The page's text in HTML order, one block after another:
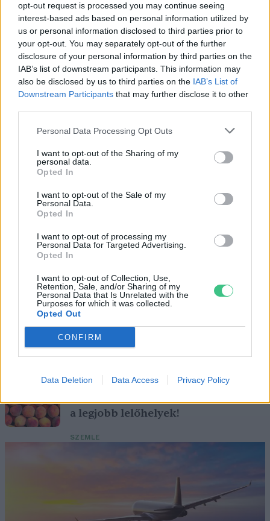
opt-out request is processed you may continue seeing
interest-based ads based on personal information utilized by
us or personal information disclosed to third parties prior to
your opt-out. You may separately opt-out of the further
disclosure of your personal information by third parties on the
IAB’s list of downstream participants. This information may
also be disclosed by us to third parties on the IAB’s List of
Downstream Participants that may further disclose it to other
Personal Data Processing Opt Outs
I want to opt-out of the Sharing of my
personal data.
Opted In
I want to opt-out of the Sale of my
Personal Data.
Opted In
I want to opt-out of processing my
Personal Data for Targeted Advertising.
Opted In
I want to opt-out of Collection, Use,
Retention, Sale, and/or Sharing of my
Personal Data that Is Unrelated with the
Purposes for which it was collected.
Opted Out
CONFIRM
Data Deletion Data Access Privacy Policy
A vitorlavirág ideális szobanövény, hiszen kiválóan tűri a meleget
Születésnapi programokkal várja a
hétvégén a közönséget a 160 éves
Fővárosi Állatkert
a legjobb lelőhelyek!
SZEMLE